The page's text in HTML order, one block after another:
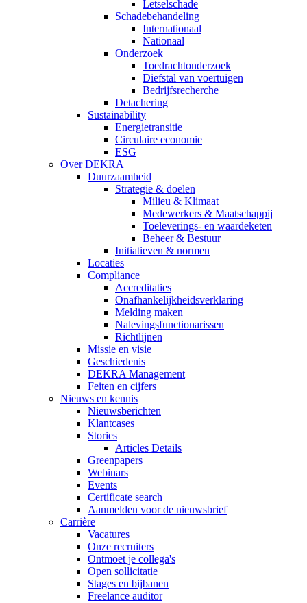
Letselschade
Schadebehandeling
Internationaal
Nationaal
Onderzoek
Toedrachtonderzoek
Diefstal van voertuigen
Bedrijfsrecherche
Detachering
Sustainability
Energietransitie
Circulaire economie
ESG
Over DEKRA
Duurzaamheid
Strategie & doelen
Milieu & Klimaat
Medewerkers & Maatschappij
Toeleverings- en waardeketen
Beheer & Bestuur
Initiatieven & normen
Locaties
Compliance
Accreditaties
Onafhankelijkheidsverklaring
Melding maken
Nalevingsfunctionarissen
Richtlijnen
Missie en visie
Geschiedenis
DEKRA Management
Feiten en cijfers
Nieuws en kennis
Nieuwsberichten
Klantcases
Stories
Articles Details
Greenpapers
Webinars
Events
Certificate search
Aanmelden voor de nieuwsbrief
Carrière
Vacatures
Onze recruiters
Ontmoet je collega's
Open sollicitatie
Stages en bijbanen
Freelance auditor